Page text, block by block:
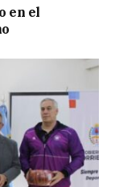
en el